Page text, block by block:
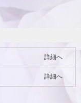
詳細へ
詳細へ